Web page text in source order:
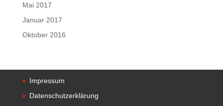
Mai 2017
Januar 2017
Oktober 2016
Impressum
Datenschutzerklärung